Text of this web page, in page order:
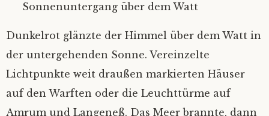
Sonnenuntergang über dem Watt
Dunkelrot glänzte der Himmel über dem Watt in
der untergehenden Sonne. Vereinzelte
Lichtpunkte weit draußen markierten Häuser
auf den Warften oder die Leuchttürme auf
Amrum und Langeneß. Das Meer brannte, dann